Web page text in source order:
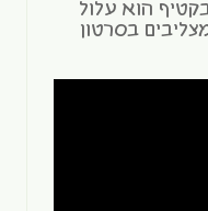
הוא עלול
בסרטון